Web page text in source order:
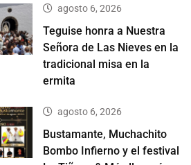
agosto 6, 2026
Teguise honra a Nuestra
Señora de Las Nieves en la
tradicional misa en la
ermita
agosto 6, 2026
Bustamante, Muchachito
Bombo Infierno y el festival